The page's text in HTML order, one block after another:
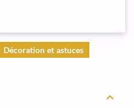
Décoration et astuces